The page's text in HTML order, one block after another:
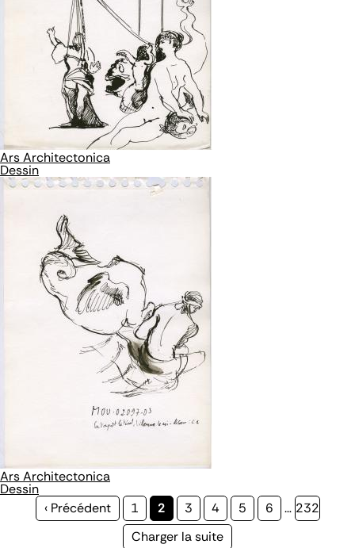
Ars Architectonica
Dessin
Ars Architectonica
Dessin
Page
‹ Précédent Page
1
Page
courante
2 Page
3 Page
4 Page
5 Page
6 … Page
232
Page
Charger la suite